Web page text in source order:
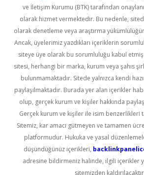
ve İletişim Kurumu (BTK) tarafından
olarak hizmet vermektedir. Bu nedenle,
olarak denetleme veya araştırma
Ancak, üyelerimiz yazdıkları içeriklerin
siteye üye olarak bu sorumluluğu kabul etmiş
sitesi, herhangi bir marka, kurum veya şahıs
bulunmamaktadır. Sitede yalnızca kendi
paylaşılmaktadır. Burada yer alan içerikler
olup, gerçek kurum ve kişiler hakkında
Gerçek kurum ve kişiler ile isim benzerlikleri
Sitemiz, kar amacı gütmeyen ve tamamen
platformudur. Hukuka ve yasal
düşündüğünüz içerikleri,
adresine bildirmeniz halinde, ilgili içerikler
sitemizden